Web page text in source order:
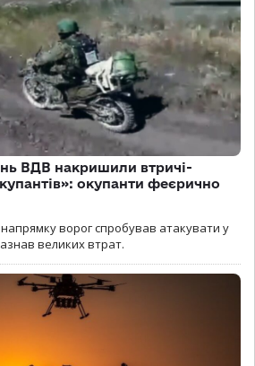
ВДВ накришили втричі-
окупанти феєрично
ворог спробував атакувати у
великих втрат.